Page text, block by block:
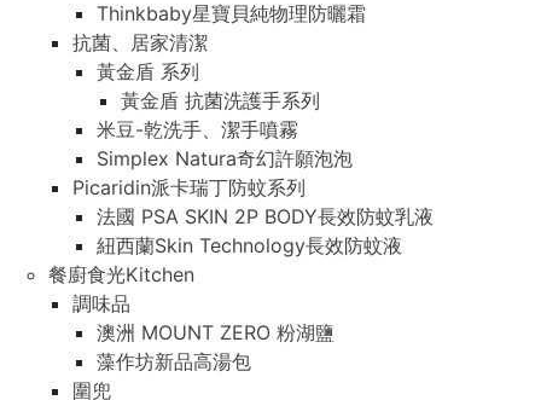
Thinkbaby星寶貝純物理防曬霜
抗菌、居家清潔
黃金盾 系列
黃金盾 抗菌洗護手系列
米豆-乾洗手、潔手噴霧
Simplex Natura奇幻許願泡泡
Picaridin派卡瑞丁防蚊系列
法國 PSA SKIN 2P BODY長效防蚊乳液
紐西蘭Skin Technology長效防蚊液
餐廚食光Kitchen
調味品
澳洲 MOUNT ZERO 粉湖鹽
藻作坊新品高湯包
圍兜